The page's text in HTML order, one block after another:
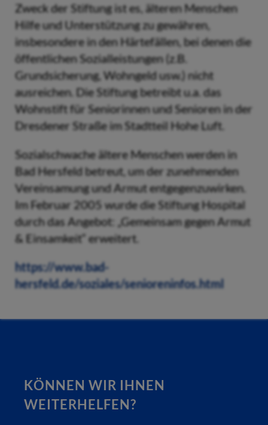
Zweck der Stiftung ist es, älteren Menschen
Hilfe und Unterstützung zu gewähren,
insbesondere in den Härtefällen, bei denen die
öffentlichen Sozialleistungen (z.B.
Grundsicherung, Wohngeld usw.) nicht
ausreichen. Die Stiftung betreibt u.a. das
Wohnstift für Seniorinnen und Senioren in der
Dresdener Straße im Stadtteil Hohe Luft.
Sozialschwache ältere Menschen werden in
Bad Hersfeld betreut, um der zunehmenden
Vereinsamung und Armut entgegenzuwirken.
Im Februar 2005 wurde die Stiftung Hospital
durch das Angebot: „Gemeinsam gegen Armut
& Einsamkeit“ erweitert.
https://www.bad-
hersfeld.de/soziales/senioreninfos.html
KÖNNEN WIR IHNEN
WEITERHELFEN?